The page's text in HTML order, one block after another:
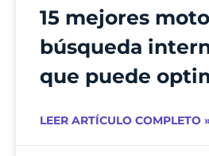
15 mejores
búsqueda
que puede
LEER ARTÍCULO COMPLETO